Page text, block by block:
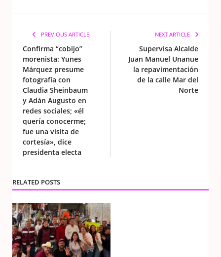
PREVIOUS ARTICLE
Confirma “cobijo”
morenista: Yunes
Márquez presume
fotografía con
Claudia Sheinbaum
y Adán Augusto en
redes sociales; «él
quería conocerme;
fue una visita de
cortesía», dice
presidenta electa
NEXT ARTICLE
Supervisa Alcalde
Juan Manuel Unanue
la repavimentación
de la calle Mar del
Norte
RELATED POSTS